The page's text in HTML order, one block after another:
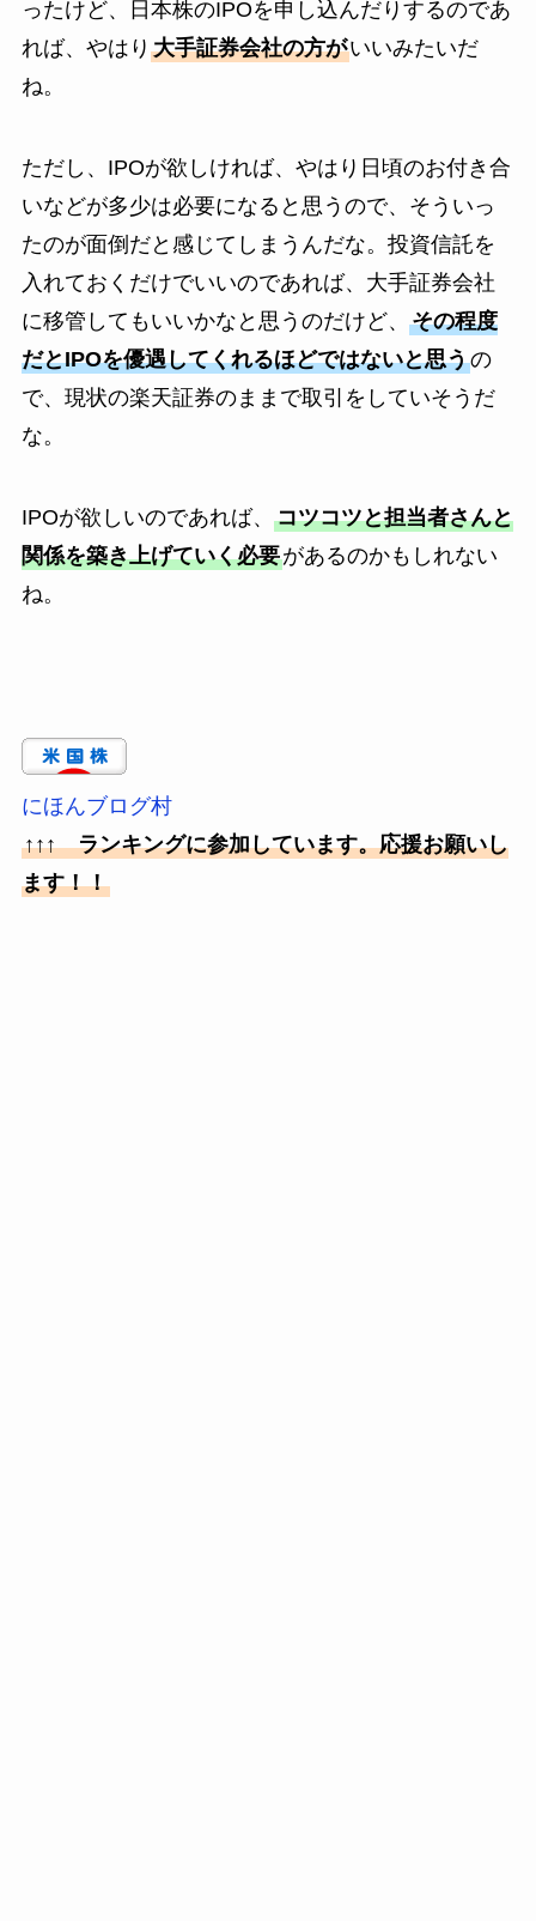
ったけど、日本株のIPOを申し込んだりするのであ
れば、やはり 大手証券会社の方がいいみたいだ
ね。
ただし、IPOが欲しければ、やはり日頃のお付き合
いなどが多少は必要になると思うので、そういっ
たのが面倒だと感じてしまうんだな。投資信託を
入れておくだけでいいのであれば、大手証券会社
に移管してもいいかなと思うのだけど、 その程度
だとIPOを優遇してくれるほどではないと思うの
で、現状の楽天証券のままで取引をしていそうだ
な。
IPOが欲しいのであれば、 コツコツと担当者さんと
関係を築き上げていく必要があるのかもしれない
ね。
にほんブログ村
↑↑↑ ランキングに参加しています。応援お願いし
ます！！